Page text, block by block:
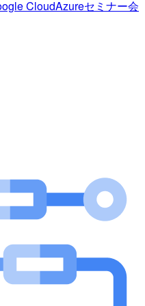
CloudAzureセミナー会